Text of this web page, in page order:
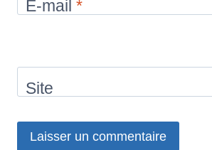
E-mail *
Site